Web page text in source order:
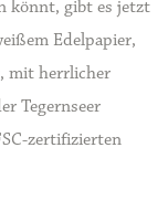
könnt, gibt es jetzt
Edelpapier,
mit herrlicher
Tegernseer
zertifizierten